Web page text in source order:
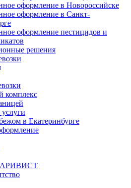
оформление в Новороссийске
оформление в Санкт-
оформление пестицидов и
решения
комплекс
в Екатеринбурге
АРИВИСТ